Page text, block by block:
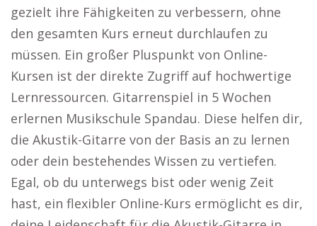
gezielt ihre Fähigkeiten zu verbessern, ohne
den gesamten Kurs erneut durchlaufen zu
müssen. Ein großer Pluspunkt von Online-
Kursen ist der direkte Zugriff auf hochwertige
Lernressourcen. Gitarrenspiel in 5 Wochen
erlernen Musikschule Spandau. Diese helfen dir,
die Akustik-Gitarre von der Basis an zu lernen
oder dein bestehendes Wissen zu vertiefen.
Egal, ob du unterwegs bist oder wenig Zeit
hast, ein flexibler Online-Kurs ermöglicht es dir,